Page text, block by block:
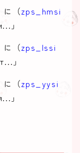
に（zps_hmsi
」
に（zps_lssi
」
に（zps_yysi
」